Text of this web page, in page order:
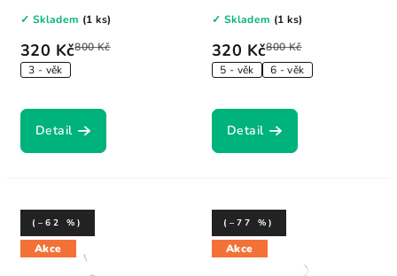
320 Kč800 Kč
3 - věk
✓ Skladem (1 ks)
Detail
320 Kč800 Kč
5 - věk 6 - věk
✓ Skladem (1 ks)
Detail
Akce
(–62 %)
Akce
(–77 %)